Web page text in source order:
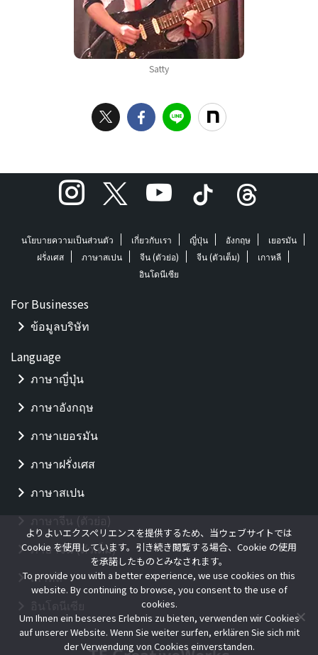
Satty
นโยบายความเป็นส่วนตัว เกี่ยวกับเรา ญี่ปุ่น อังกฤษ
เยอรมัน
ฝรั่งเศส
ภาษาสเปน จีน (ตัวย่อ) จีน (ตัวเต็ม)
เกาหลี
อินโดนีเซีย
For Businesses
ข้อมูลบริษัท
Language
ภาษาญี่ปุ่น
ภาษาอังกฤษ
ภาษาเยอรมัน
ภาษาฝรั่งเศส
ภาษาสเปน
ภาษาจีน (ตัวย่อ)
ภาษาจีน (ตัวเต็ม)
เกาหลี
よりよいエクスペリエンスを提供するため、当ウェブサイトでは
Cookie を使用しています。引き続き閲覧する場合、Cookie の使用
を承諾したものとみなされます。
To provide you with a better experience, we use cookies on this
website. By continuing to browse, you consent to the use of
cookies.
Um Ihnen ein besseres Erlebnis zu bieten, verwenden wir Cookies
auf unserer Website. Wenn Sie weiter surfen, erklären Sie sich mit
der Verwendung von Cookies einverstanden.